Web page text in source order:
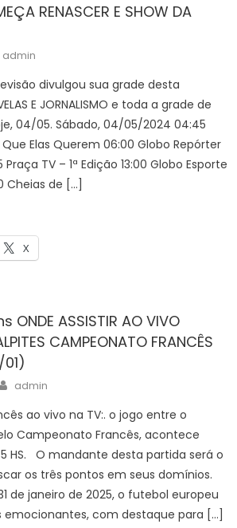
RENASCER E SHOW DA
Author
admin
divulgou sua grade desta
E JORNALISMO e toda a grade de
04/05. Sábado, 04/05/2024 04:45
Elas Querem 06:00 Globo Repórter
Praça TV – 1ª Edição 13:00 Globo Esporte
Cheias de […]
X
ONDE ASSISTIR AO VIVO
CAMPEONATO FRANCÊS
Author
admin
ao vivo na TV:. o jogo entre o
Campeonato Francês, acontece
HS. O mandante desta partida será o
os três pontos em seus domínios.
de janeiro de 2025, o futebol europeu
emocionantes, com destaque para […]